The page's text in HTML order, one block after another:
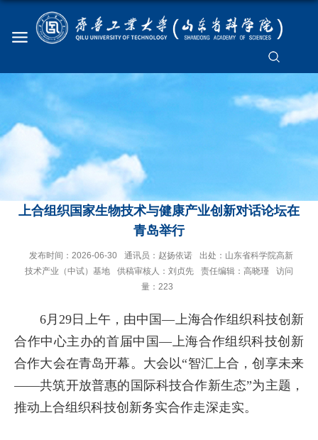
上合组织国家生物技术与健康产业创新对话论坛在
青岛举行
发布时间：2026-06-30 通讯员：赵扬依诺
出处：山东省科学院高新
技术产业（中试）基地
供稿审核人：刘贞先 责任编辑：高晓瑾
访问
量： 223
6月29日上午，由中国—上海合作组织科技创新
合作中心主办的首届中国—上海合作组织科技创新
合作大会在青岛开幕。大会以“智汇上合，创享未来
——共筑开放普惠的国际科技合作新生态”为主题，
推动上合组织科技创新务实合作走深走实。